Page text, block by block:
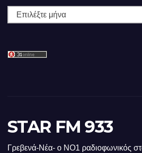
Ιστορικό
STAR FM 933
Γρεβενά-Νέα- ο ΝΟ1 ραδιοφωνικός